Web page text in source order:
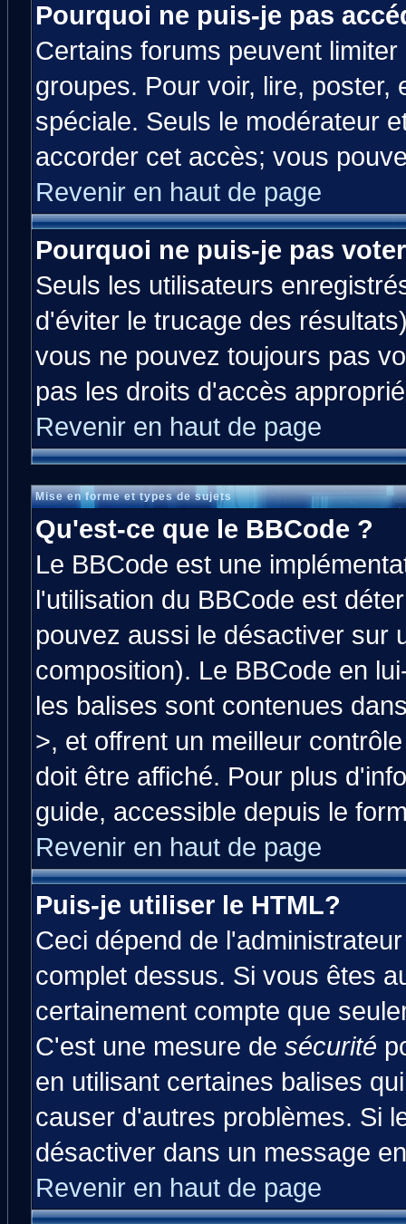
Pourquoi ne puis-je pas
Certains forums peuvent
groupes. Pour voir, lire,
spéciale. Seuls le modérateur
accorder cet accès; vous
Revenir en haut de page
Pourquoi ne puis-je pas
Seuls les utilisateurs
d'éviter le trucage des
vous ne pouvez toujours pas
pas les droits d'accès
Revenir en haut de page
Mise en forme et types de sujets
Qu'est-ce que le BBCode ?
Le BBCode est une
l'utilisation du BBCode est
pouvez aussi le désactiver sur
composition). Le BBCode en
les balises sont contenues
>, et offrent un meilleur
doit être affiché. Pour plus
guide, accessible depuis le
Revenir en haut de page
Puis-je utiliser le HTML?
Ceci dépend de
complet dessus. Si vous êtes
certainement compte que
C'est une mesure de sécurité
en utilisant certaines balises
causer d'autres problèmes. Si
désactiver dans un message
Revenir en haut de page